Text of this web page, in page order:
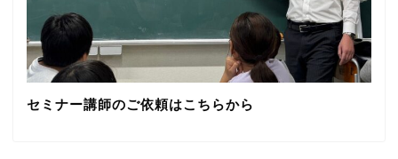
セミナー講師のご依頼はこちらから